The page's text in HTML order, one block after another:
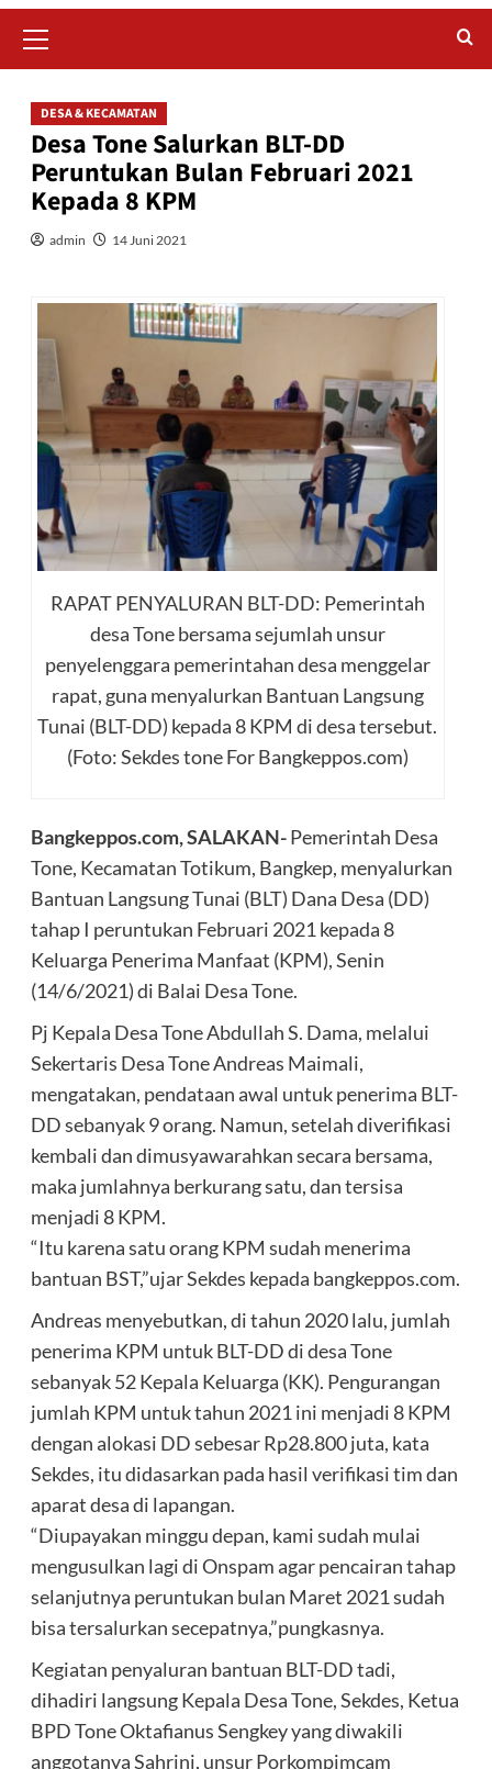
Menu
DESA & KECAMATAN
Desa Tone Salurkan BLT-DD
Peruntukan Bulan Februari 2021
Kepada 8 KPM
admin 14 Juni 2021
RAPAT PENYALURAN BLT-DD: Pemerintah
desa Tone bersama sejumlah unsur
penyelenggara pemerintahan desa menggelar
rapat, guna menyalurkan Bantuan Langsung
Tunai (BLT-DD) kepada 8 KPM di desa tersebut.
(Foto: Sekdes tone For Bangkeppos.com)
Bangkeppos.com, SALAKAN-Pemerintah Desa
Tone, Kecamatan Totikum, Bangkep, menyalurkan
Bantuan Langsung Tunai (BLT) Dana Desa (DD)
tahap I peruntukan Februari 2021 kepada 8
Keluarga Penerima Manfaat (KPM), Senin
(14/6/2021) di Balai Desa Tone.
Pj Kepala Desa Tone Abdullah S. Dama, melalui
Sekertaris Desa Tone Andreas Maimali,
mengatakan, pendataan awal untuk penerima BLT-
DD sebanyak 9 orang. Namun, setelah diverifikasi
kembali dan dimusyawarahkan secara bersama,
maka jumlahnya berkurang satu, dan tersisa
menjadi 8 KPM.
“Itu karena satu orang KPM sudah menerima
bantuan BST,”ujar Sekdes kepada bangkeppos.com.
Andreas menyebutkan, di tahun 2020 lalu, jumlah
penerima KPM untuk BLT-DD di desa Tone
sebanyak 52 Kepala Keluarga (KK). Pengurangan
jumlah KPM untuk tahun 2021 ini menjadi 8 KPM
dengan alokasi DD sebesar Rp28.800 juta, kata
Sekdes, itu didasarkan pada hasil verifikasi tim dan
aparat desa di lapangan.
“Diupayakan minggu depan, kami sudah mulai
mengusulkan lagi di Onspam agar pencairan tahap
selanjutnya peruntukan bulan Maret 2021 sudah
bisa tersalurkan secepatnya,”pungkasnya.
Kegiatan penyaluran bantuan BLT-DD tadi,
dihadiri langsung Kepala Desa Tone, Sekdes, Ketua
BPD Tone Oktafianus Sengkey yang diwakili
anggotanya Sahrini, unsur Porkompimcam